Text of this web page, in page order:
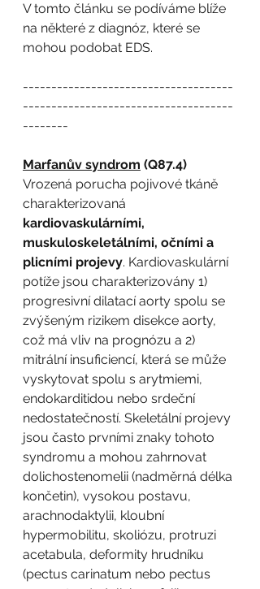
V tomto článku se podíváme blíže
na některé z diagnóz, které se
mohou podobat EDS.
-------------------------------------
-------------------------------------
--------
Marfanův syndrom (Q87.4)
Vrozená porucha pojivové tkáně
charakterizovaná
kardiovaskulárními,
muskuloskeletálními, očními a
plicními projevy. Kardiovaskulární
potíže jsou charakterizovány 1)
progresivní dilatací aorty spolu se
zvýšeným rizikem disekce aorty,
což má vliv na prognózu a 2)
mitrální insuficiencí, která se může
vyskytovat spolu s arytmiemi,
endokarditidou nebo srdeční
nedostatečností. Skeletální projevy
jsou často prvními znaky tohoto
syndromu a mohou zahrnovat
dolichostenomelii (nadměrná délka
končetin), vysokou postavu,
arachnodaktylii, kloubní
hypermobilitu, skoliózu, protruzi
acetabula, deformity hrudníku
(pectus carinatum nebo pectus